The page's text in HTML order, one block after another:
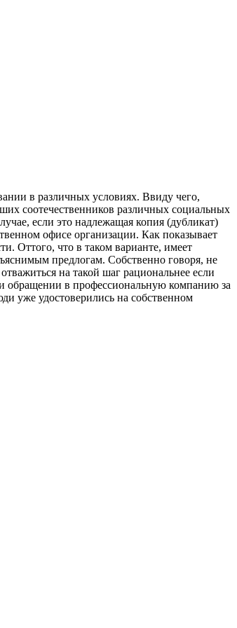
в различных условиях. Ввиду чего,
соотечественников различных социальных
если это надлежащая копия (дубликат)
офисе организации. Как показывает
Оттого, что в таком варианте, имеет
предлогам. Собственно говоря, не
на такой шаг рациональнее если
обращении в профессиональную компанию за
уже удостоверились на собственном